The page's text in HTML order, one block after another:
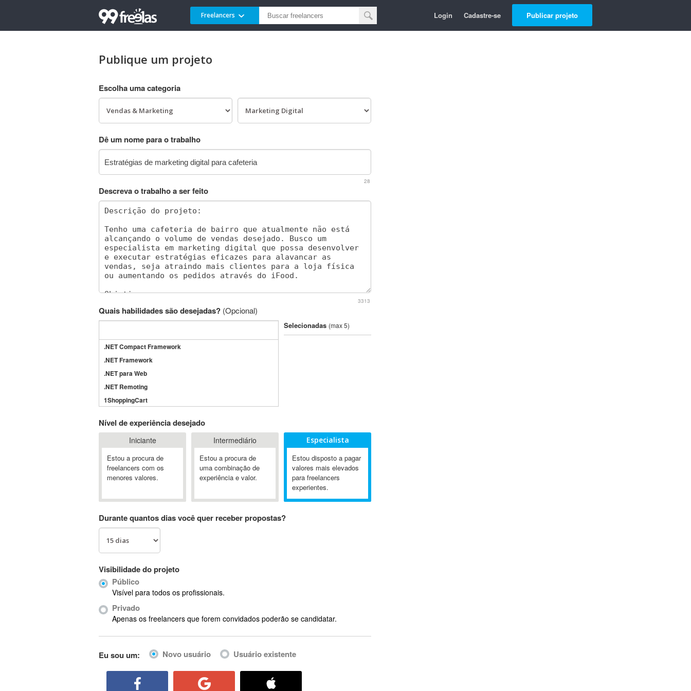
Freelancers Login Cadastre-se Publicar projeto
Publique um projeto
Escolha uma categoria
Dê um nome para o trabalho
28
Descreva o trabalho a ser feito
3313
Quais habilidades são desejadas? (Opcional)
.NET Compact Framework
.NET Framework
.NET para Web
.NET Remoting
1ShoppingCart
3GSM
4D Dimension
802.11
A&P
A-GPS
Ab Initio
ABIS
AbleCommerce
Ableton Live
Abstract Window Toolkit (AWT)
Selecionadas (max 5)
Nível de experiência desejado
Iniciante
Estou a procura de
freelancers com os
menores valores.
Intermediário
Estou a procura de
uma combinação de
experiência e valor.
Especialista
Estou disposto a pagar
valores mais elevados
para freelancers
experientes.
Durante quantos dias você quer receber propostas?
Visibilidade do projeto
Público
Visível para todos os profissionais.
Privado
Apenas os freelancers que forem convidados poderão se candidatar.
Eu sou um: Novo usuário Usuário existente